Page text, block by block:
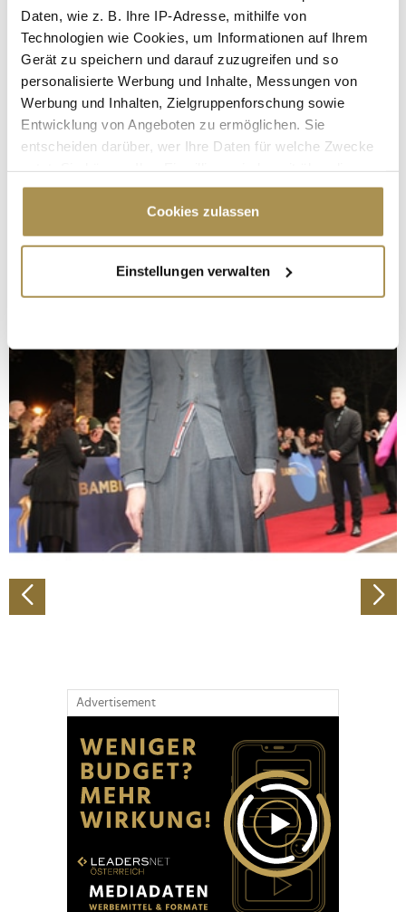
Daten, wie z. B. Ihre IP-Adresse, mithilfe von
Technologien wie Cookies, um Informationen auf Ihrem
Gerät zu speichern und darauf zuzugreifen und so
personalisierte Werbung und Inhalte, Messungen von
Werbung und Inhalten, Zielgruppenforschung sowie
Entwicklung von Angeboten zu ermöglichen. Sie
entscheiden darüber, wer Ihre Daten für welche Zwecke
Cookie-Erklärung oder durch Klicken auf das Privacy
Trigger Symbol ändern oder widerrufen
Informationen über Ihre geografische Lage
erfassen, welche bis auf einige Meter genau sein
bestimmten Merkmalen (Fingerprinting) identifizieren
Erfahren Sie mehr darüber, wie Ihre persönlichen Daten
verarbeitet werden, und legen Sie Ihre Präferenzen im
Abschnitt Einzelheiten fest.
Wir verwenden Cookies, um Inhalte und Anzeigen zu
personalisieren, Funktionen für soziale Medien anbieten
zu können und die Zugriffe auf unsere Website zu
analysieren. Außerdem geben wir Informationen zu Ihrer
soziale Medien, Werbung und Analysen weiter. Unsere
Partner führen diese Informationen möglicherweise mit
Cookies zulassen
Einstellungen verwalten
Advertisement